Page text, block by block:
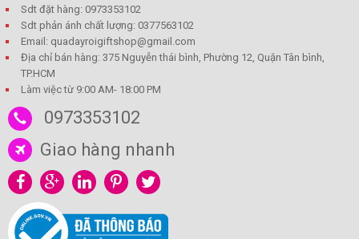
Sdt đặt hàng: 0973353102
Sdt phản ánh chất lượng: 0377563102
Email: quadayroigiftshop@gmail.com
Địa chỉ bán hàng: 375 Nguyễn thái bình, Phường 12, Quận Tân bình,
TP.HCM
Làm việc từ 9:00 AM- 18:00 PM
0973353102
Giao hàng nhanh